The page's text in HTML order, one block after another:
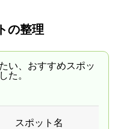
の整理
い、おすすめスポッ
た。
スポット名